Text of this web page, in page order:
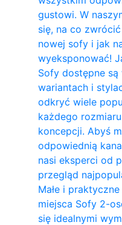
gustowi. W
się, na co
nowej sofy i jak
wyeksponować!
Sofy dostępne
wariantach i
odkryć wiele
każdego
koncepcji. Abyś
odpowiednią
nasi eksperci od
przegląd
Małe i
miejsca Sofy 2-
się idealnymi